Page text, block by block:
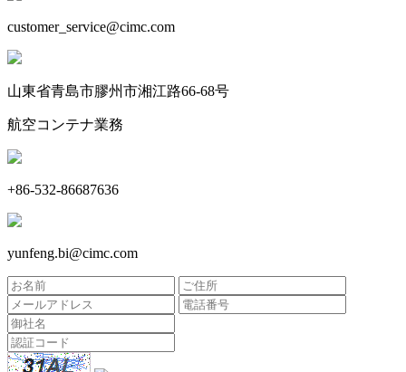
customer_service@cimc.com
山東省青島市膠州市湘江路66-68号
航空コンテナ業務
+86-532-86687636
yunfeng.bi@cimc.com